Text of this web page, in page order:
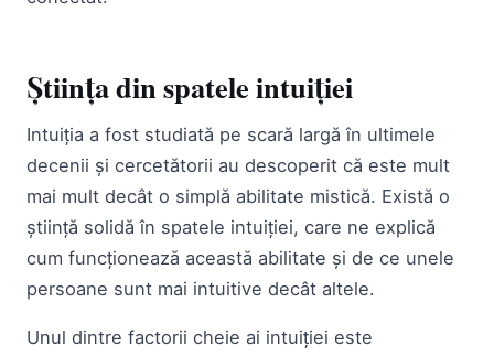
Știința din spatele intuiției
Intuiția a fost studiată pe scară largă în ultimele
decenii și cercetătorii au descoperit că este mult
mai mult decât o simplă abilitate mistică. Există o
știință solidă în spatele intuiției, care ne explică
cum funcționează această abilitate și de ce unele
persoane sunt mai intuitive decât altele.
Unul dintre factorii cheie ai intuiției este